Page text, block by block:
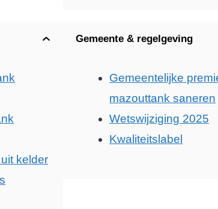
kelder
Gemeente & regelgeving
Gemeentelijke
mazouttank saneren
Wetswijziging 2025
Kwaliteitslabel